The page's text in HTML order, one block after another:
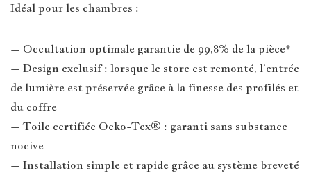
Idéal pour les chambres :
– Occultation optimale garantie de 99,8% de la pièce*
– Design exclusif : lorsque le store est remonté, l’entrée
de lumière est préservée grâce à la finesse des profilés et
du coffre
– Toile certifiée Oeko-Tex® : garanti sans substance
nocive
– Installation simple et rapide grâce au système breveté